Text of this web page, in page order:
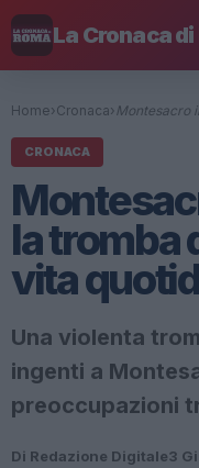
La Cronaca di
Home› Cronaca› Montesacro
CRONACA
la tromba
vita
Una violenta
ingenti a
preoccupazioni
Di Redazione Digitale3